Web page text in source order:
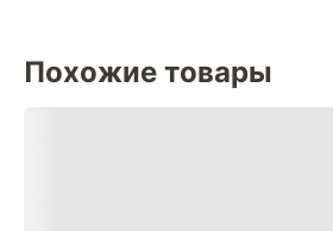
Похожие товары